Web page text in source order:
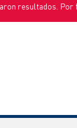
resultados. Por